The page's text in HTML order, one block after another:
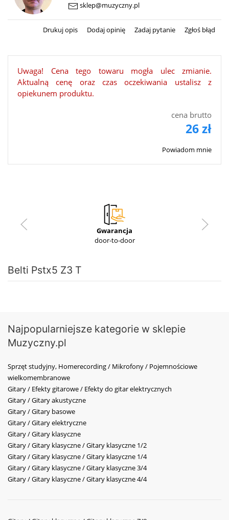
sklep@muzyczny.pl
Drukuj opis Dodaj opinię Zadaj pytanie Zgłoś błąd
Uwaga! Cena tego towaru mogła ulec zmianie.
Aktualną cenę oraz czas oczekiwania ustalisz z
opiekunem produktu.
cena brutto
26 zł
Powiadom mnie
Gwarancja
door-to-door
Belti Pstx5 Z3 T
Najpopularniejsze kategorie w sklepie
Muzyczny.pl
Sprzęt studyjny, Homerecording / Mikrofony / Pojemnościowe
wielkomembranowe
Gitary / Efekty gitarowe / Efekty do gitar elektrycznych
Gitary / Gitary akustyczne
Gitary / Gitary basowe
Gitary / Gitary elektryczne
Gitary / Gitary klasyczne
Gitary / Gitary klasyczne / Gitary klasyczne 1/2
Gitary / Gitary klasyczne / Gitary klasyczne 1/4
Gitary / Gitary klasyczne / Gitary klasyczne 3/4
Gitary / Gitary klasyczne / Gitary klasyczne 4/4